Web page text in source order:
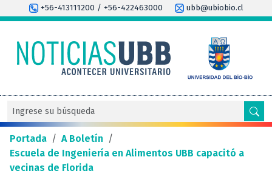
+56-413111200 / +56-422463000 ubb@ubiobio.cl
Portada / A Boletín /
Escuela de Ingeniería en Alimentos UBB capacitó a
vecinas de Florida